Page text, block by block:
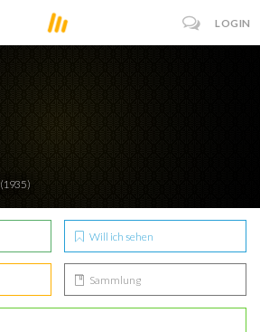
LOGIN
(1935)
Will ich sehen
Sammlung